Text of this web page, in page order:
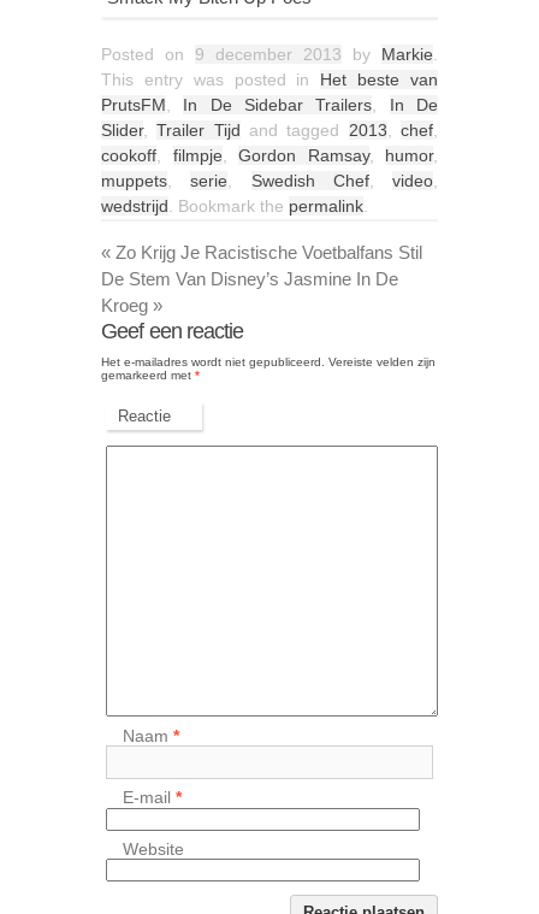
Posted on 9 december 2013 by Markie
This entry was posted in Het beste van
PrutsFM
In De Sidebar Trailers
In De
Slider,Trailer Tijd and tagged 2013 ,chef
cookoff
filmpje Gordon Ramsay, humor,
muppets ,serie Swedish Chef, video
wedstrijd . Bookmark the permalink
« Zo Krijg Je Racistische Voetbalfans Stil
De Stem Van Disney’s Jasmine In De
Kroeg »
Geef een reactie
Het e-mailadres wordt niet gepubliceerd.
Vereiste velden zijn
gemarkeerd met *
Reactie
Naam*
E-mail*
Website